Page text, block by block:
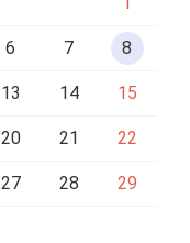
6 7 8
13 14 15
20 21 22
27 28 29